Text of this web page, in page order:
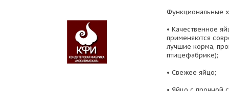
Функциональные
• Качественное
применяются
лучшие корма,
птицефабрике);
• Свежее яйцо;